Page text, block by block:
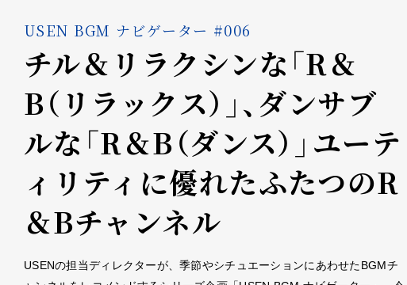
USEN BGM ナビゲーター #006
チル＆リラクシンな「R＆
B（リラックス）」、ダンサブ
ルな「R＆B（ダンス）」――ユーテ
ィリティに優れたふたつのR
＆Bチャンネル
USENの担当ディレクターが、季節やシチュエーションにあわせたBGMチ